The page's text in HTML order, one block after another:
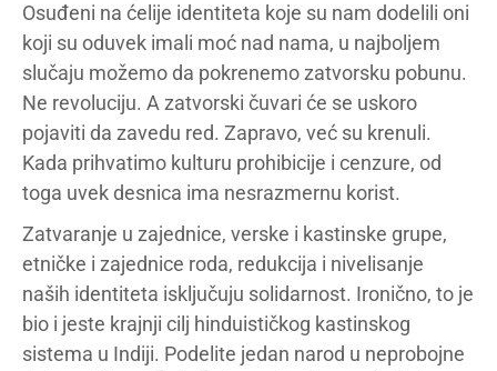
Osuđeni na ćelije identiteta koje su nam dodelili oni
koji su oduvek imali moć nad nama, u najboljem
slučaju možemo da pokrenemo zatvorsku pobunu.
Ne revoluciju. A zatvorski čuvari će se uskoro
pojaviti da zavedu red. Zapravo, već su krenuli.
Kada prihvatimo kulturu prohibicije i cenzure, od
toga uvek desnica ima nesrazmernu korist.
Zatvaranje u zajednice, verske i kastinske grupe,
etničke i zajednice roda, redukcija i nivelisanje
naših identiteta isključuju solidarnost. Ironično, to je
bio i jeste krajnji cilj hinduističkog kastinskog
sistema u Indiji. Podelite jedan narod u neprobojne